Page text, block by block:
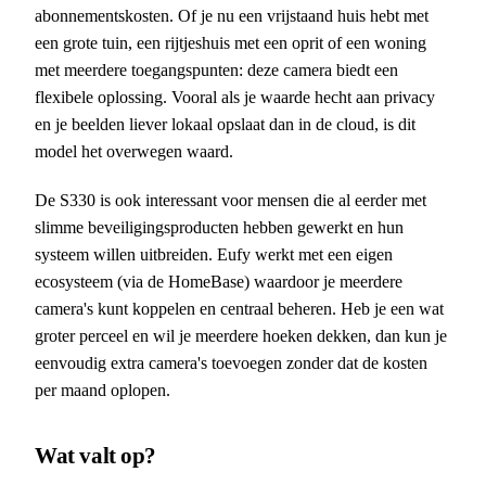
abonnementskosten. Of je nu een vrijstaand huis hebt met
een grote tuin, een rijtjeshuis met een oprit of een woning
met meerdere toegangspunten: deze camera biedt een
flexibele oplossing. Vooral als je waarde hecht aan privacy
en je beelden liever lokaal opslaat dan in de cloud, is dit
model het overwegen waard.
De S330 is ook interessant voor mensen die al eerder met
slimme beveiligingsproducten hebben gewerkt en hun
systeem willen uitbreiden. Eufy werkt met een eigen
ecosysteem (via de HomeBase) waardoor je meerdere
camera's kunt koppelen en centraal beheren. Heb je een wat
groter perceel en wil je meerdere hoeken dekken, dan kun je
eenvoudig extra camera's toevoegen zonder dat de kosten
per maand oplopen.
Wat valt op?